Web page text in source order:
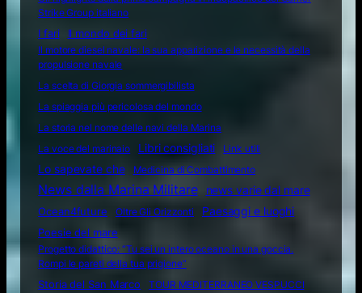
Strike Group italiano
I fari
Il mondo dei fari
Il motore diesel navale: la sua apparizione e le necessità della
propulsione navale
La scelta di Giorgia sommergibilista
La spiaggia più pericolosa del mondo
La storia nel nome delle navi della Marina
La voce del marinaio
Libri consigliati Link utili
Lo sapevate che Medicina di Combattimento
News dalla Marina Militare
news varie dal mare
Ocean4future
Oltre Gli Orizzonti
Paesaggi e luoghi
Poesie del mare
Progetto didattico: “Tu sei un intero oceano in una goccia.
Rompi le pareti della tua prigione”
Storia del San Marco
TOUR MEDITERRANEO VESPUCCI